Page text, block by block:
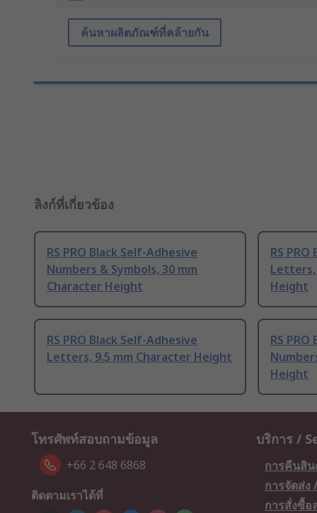
ค้นหาผลิตภัณฑ์ที่คล้ายกัน
ลิงก์ที่เกี่ยวข้อง
RS PRO Black Self-Adhesive
Numbers & Symbols, 30 mm
Character Height
RS
Letters,
Height
RS PRO Black Self-Adhesive
Letters, 9.5 mm Character Height
RS
Height
โทรศัพท์สอบถามข้อมูล
+66 2 648 6868
ติดตามเราได้ที่
บริการ /
การคืนสิ
การจัดส่
การสั่งซื้อ